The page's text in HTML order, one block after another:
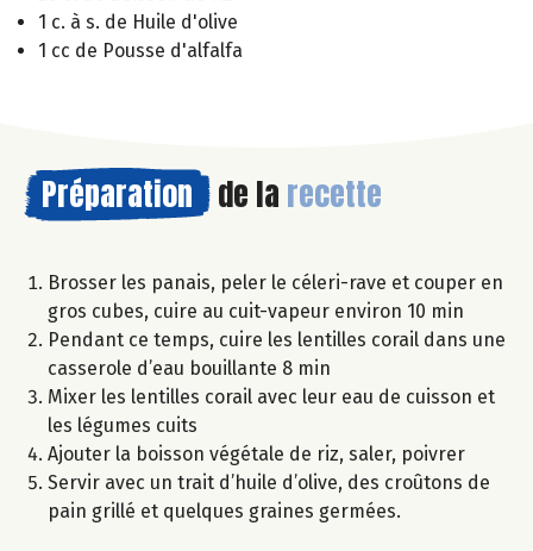
1 c. à s. de Huile d'olive
1 cc de Pousse d'alfalfa
Préparation de la recette
Brosser les panais, peler le céleri-rave et couper en
gros cubes, cuire au cuit-vapeur environ 10 min
Pendant ce temps, cuire les lentilles corail dans une
casserole d’eau bouillante 8 min
Mixer les lentilles corail avec leur eau de cuisson et
les légumes cuits
Ajouter la boisson végétale de riz, saler, poivrer
Servir avec un trait d’huile d’olive, des croûtons de
pain grillé et quelques graines germées.